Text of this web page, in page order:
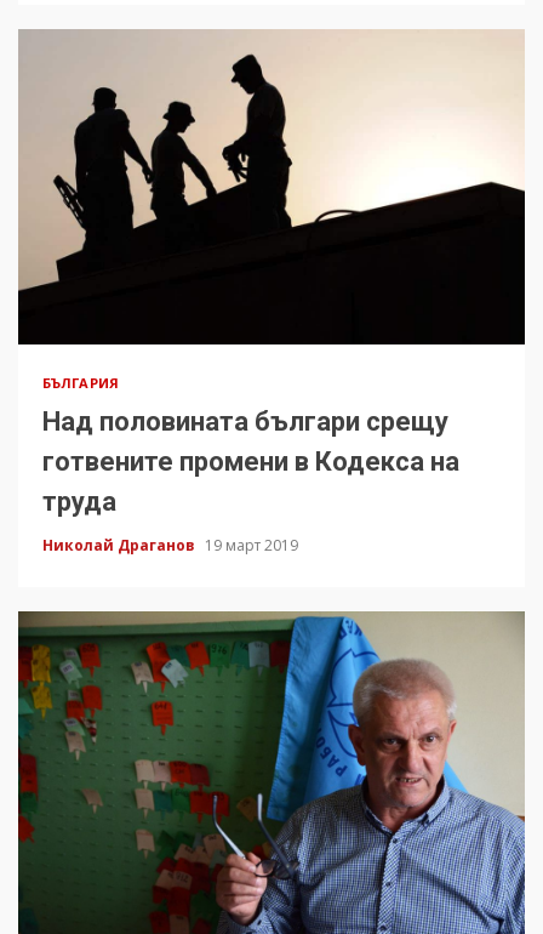
БЪЛГАРИЯ
Над половината българи срещу
готвените промени в Кодекса на
труда
Николай Драганов 19 март 2019